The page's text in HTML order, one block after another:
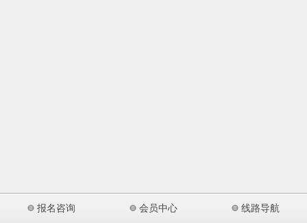
报名咨询 会员中心 线路导航